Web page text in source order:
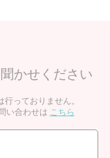
かせください
っておりません。
い合わせは こちら